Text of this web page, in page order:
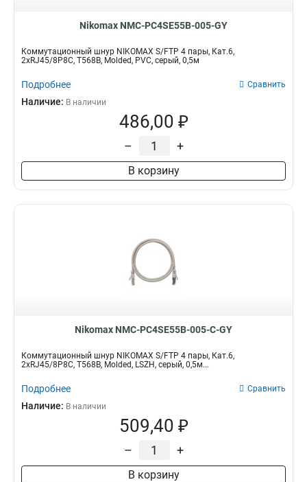
Nikomax NMC-PC4SE55B-005-GY
Коммутационный шнур NIKOMAX S/FTP 4 пары, Кат.6,
2хRJ45/8P8C, T568B, Molded, PVC, серый, 0,5м
Подробнее Сравнить
Наличие: В наличии
486,00 ₽
– +
В корзину
Nikomax NMC-PC4SE55B-005-C-GY
Коммутационный шнур NIKOMAX S/FTP 4 пары, Кат.6,
2хRJ45/8P8C, T568B, Molded, LSZH, серый, 0,5м...
Подробнее Сравнить
Наличие: В наличии
509,40 ₽
– +
В корзину